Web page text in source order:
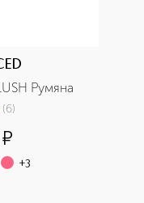
Румяна
(6)
¤
+3